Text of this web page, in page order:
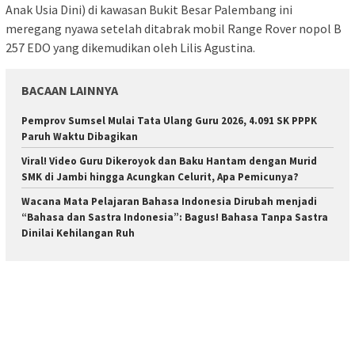
Anak Usia Dini) di kawasan Bukit Besar Palembang ini
meregang nyawa setelah ditabrak mobil Range Rover nopol B
257 EDO yang dikemudikan oleh Lilis Agustina.
BACAAN LAINNYA
Pemprov Sumsel Mulai Tata Ulang Guru 2026, 4.091 SK PPPK
Paruh Waktu Dibagikan
Viral! Video Guru Dikeroyok dan Baku Hantam dengan Murid
SMK di Jambi hingga Acungkan Celurit, Apa Pemicunya?
Wacana Mata Pelajaran Bahasa Indonesia Dirubah menjadi
“Bahasa dan Sastra Indonesia”: Bagus! Bahasa Tanpa Sastra
Dinilai Kehilangan Ruh